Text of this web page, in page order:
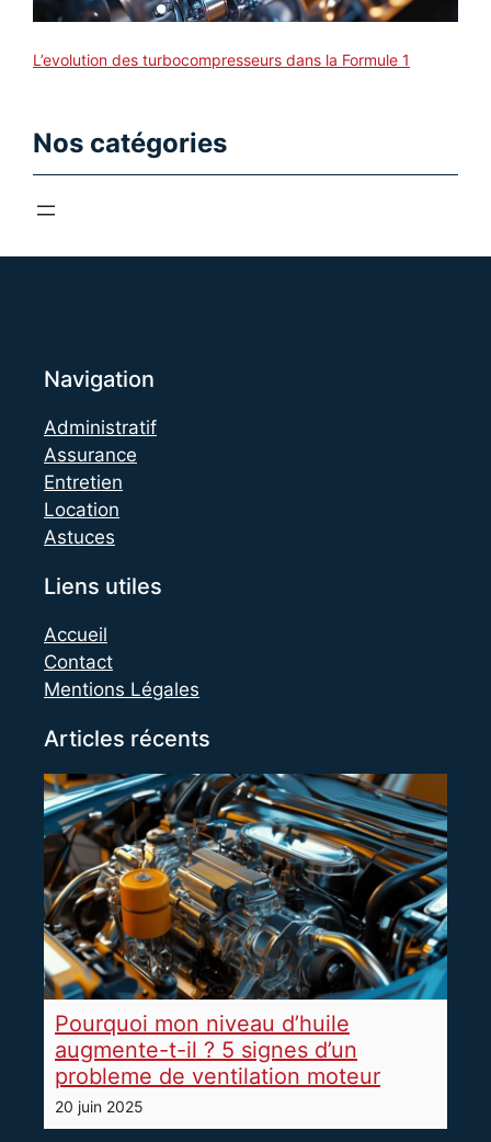
L’evolution des turbocompresseurs dans la Formule 1
Nos catégories
Navigation
Administratif
Assurance
Entretien
Location
Astuces
Liens utiles
Accueil
Contact
Mentions Légales
Articles récents
Pourquoi mon niveau d’huile
augmente-t-il ? 5 signes d’un
probleme de ventilation moteur
20 juin 2025